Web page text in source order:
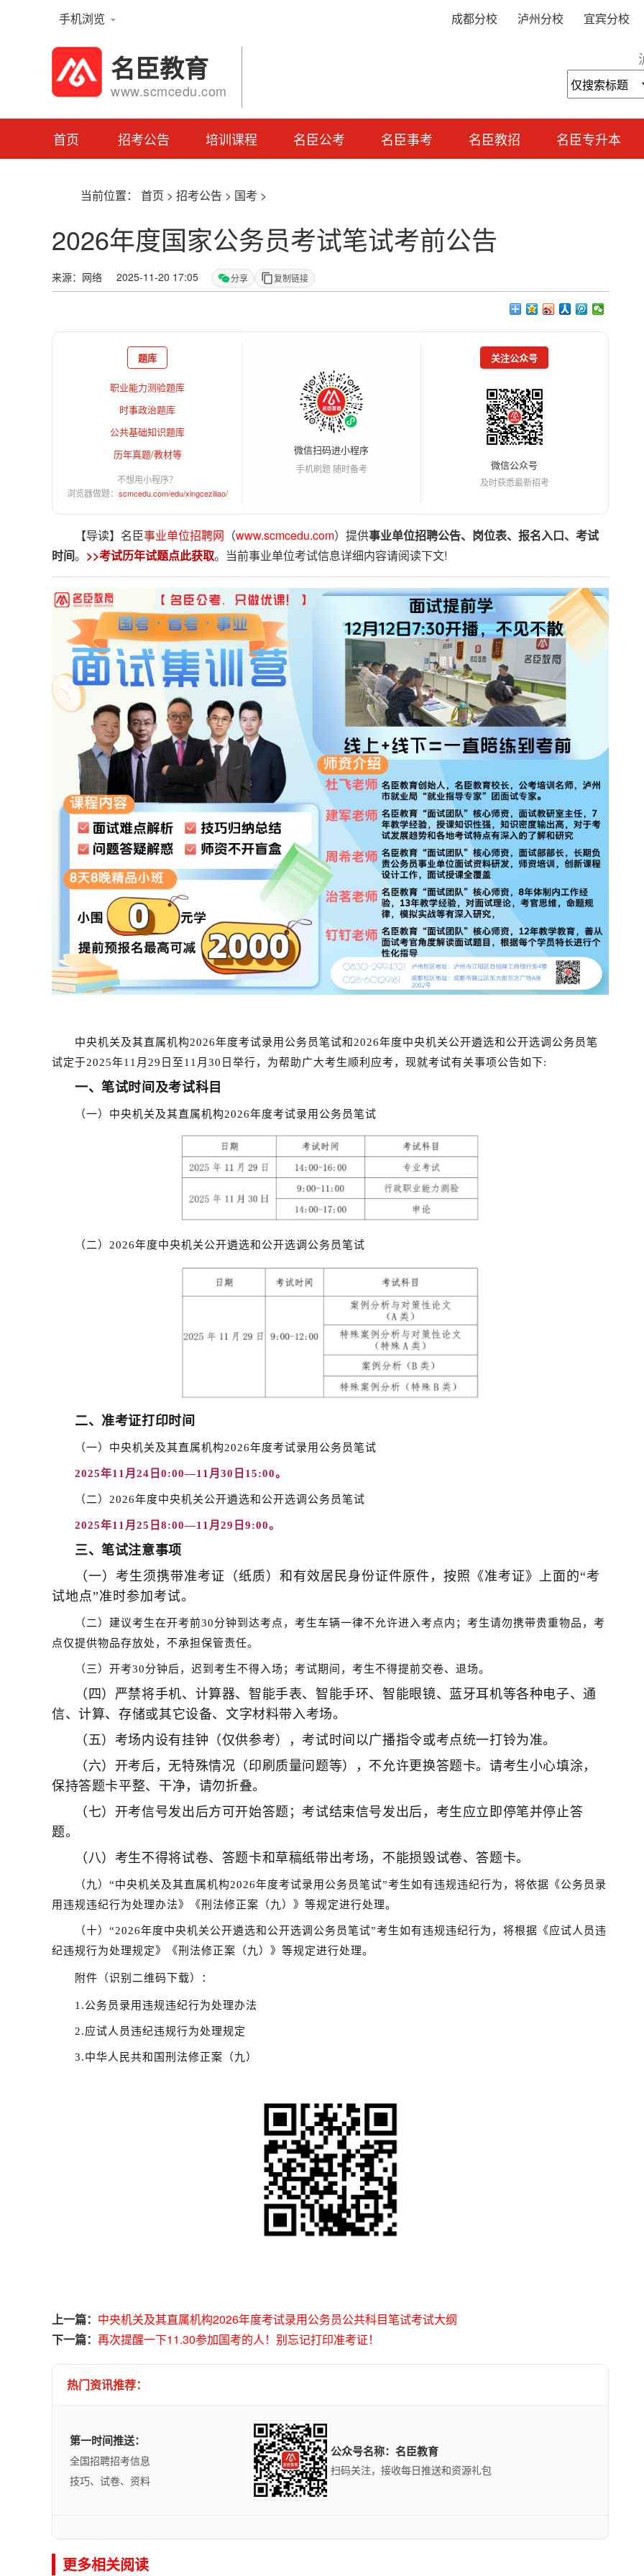
手机浏览 成都分校 泸州分校 宜宾分校
名臣教育
www.scmcedu.com
首页 招考公告 培训课程 名臣公考 名臣事考 名臣教招 名臣专升本
当前位置： 首页 > 招考公告 > 国考 >
2026年度国家公务员考试笔试考前公告
来源：网络 2025-11-20 17:05 分享 复制链接
题库
职业能力测验题库
时事政治题库
公共基础知识题库
历年真题/教材等
不想用小程序？
浏览器做题：scmcedu.com/edu/xingceziliao/
微信扫码进小程序
手机刷题 随时备考
关注公众号
微信公众号
及时获悉最新招考
【导读】名臣事业单位招聘网 （www.scmcedu.com）提供事业单位招聘公告、岗位表、报名入口、考试
时间。 >>考试历年试题点此获取。当前事业单位考试信息详细内容请阅读下文!
中央机关及其直属机构2026年度考试录用公务员笔试和2026年度中央机关公开遴选和公开选调公务员笔
试定于2025年11月29日至11月30日举行，为帮助广大考生顺利应考，现就考试有关事项公告如下:
一、笔试时间及考试科目
（一）中央机关及其直属机构2026年度考试录用公务员笔试
（二）2026年度中央机关公开遴选和公开选调公务员笔试
二、准考证打印时间
（一）中央机关及其直属机构2026年度考试录用公务员笔试
2025年11月24日0:00—11月30日15:00。
（二）2026年度中央机关公开遴选和公开选调公务员笔试
2025年11月25日8:00—11月29日9:00。
三、笔试注意事项
（一）考生须携带准考证（纸质）和有效居民身份证件原件，按照《准考证》上面的“考
试地点”准时参加考试。
（二）建议考生在开考前30分钟到达考点，考生车辆一律不允许进入考点内；考生请勿携带贵重物品，考
点仅提供物品存放处，不承担保管责任。
（三）开考30分钟后，迟到考生不得入场；考试期间，考生不得提前交卷、退场。
（四）严禁将手机、计算器、智能手表、智能手环、智能眼镜、蓝牙耳机等各种电子、通
信、计算、存储或其它设备、文字材料带入考场。
（五）考场内设有挂钟（仅供参考），考试时间以广播指令或考点统一打铃为准。
（六）开考后，无特殊情况（印刷质量问题等），不允许更换答题卡。请考生小心填涂，
保持答题卡平整、干净，请勿折叠。
（七）开考信号发出后方可开始答题；考试结束信号发出后，考生应立即停笔并停止答
题。
（八）考生不得将试卷、答题卡和草稿纸带出考场，不能损毁试卷、答题卡。
（九）“中央机关及其直属机构2026年度考试录用公务员笔试”考生如有违规违纪行为，将依据《公务员录
用违规违纪行为处理办法》《刑法修正案（九）》等规定进行处理。
（十）“2026年度中央机关公开遴选和公开选调公务员笔试”考生如有违规违纪行为，将根据《应试人员违
纪违规行为处理规定》《刑法修正案（九）》等规定进行处理。
附件（识别二维码下载）：
1.公务员录用违规违纪行为处理办法
2.应试人员违纪违规行为处理规定
3.中华人民共和国刑法修正案（九）
上一篇： 中央机关及其直属机构2026年度考试录用公务员公共科目笔试考试大纲
下一篇： 再次提醒一下11.30参加国考的人！别忘记打印准考证！
热门资讯推荐：
第一时间推送：
全国招聘招考信息
技巧、试卷、资料
公众号名称：名臣教育
扫码关注，接收每日推送和资源礼包
更多相关阅读